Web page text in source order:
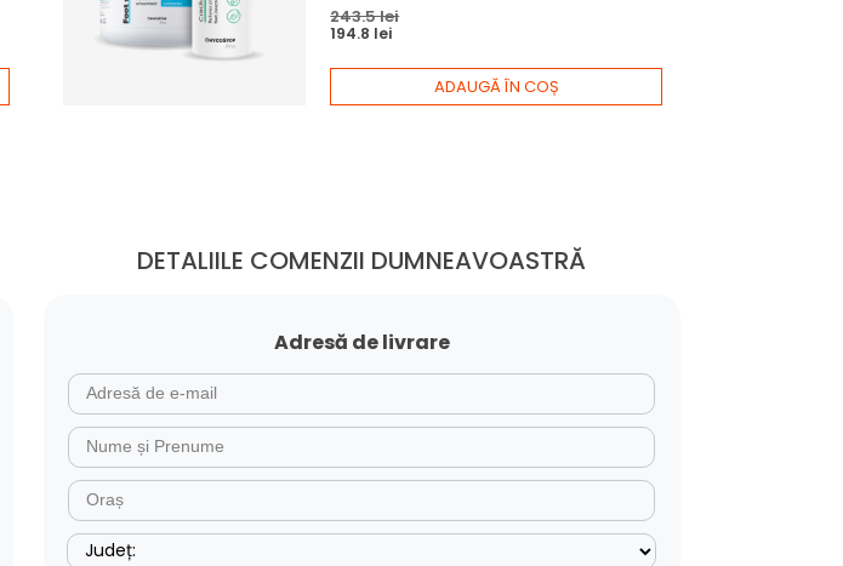
243.5 lei
194.8 lei
ADAUGĂ ÎN COȘ
DETALIILE COMENZII DUMNEAVOASTRĂ
Adresă de livrare